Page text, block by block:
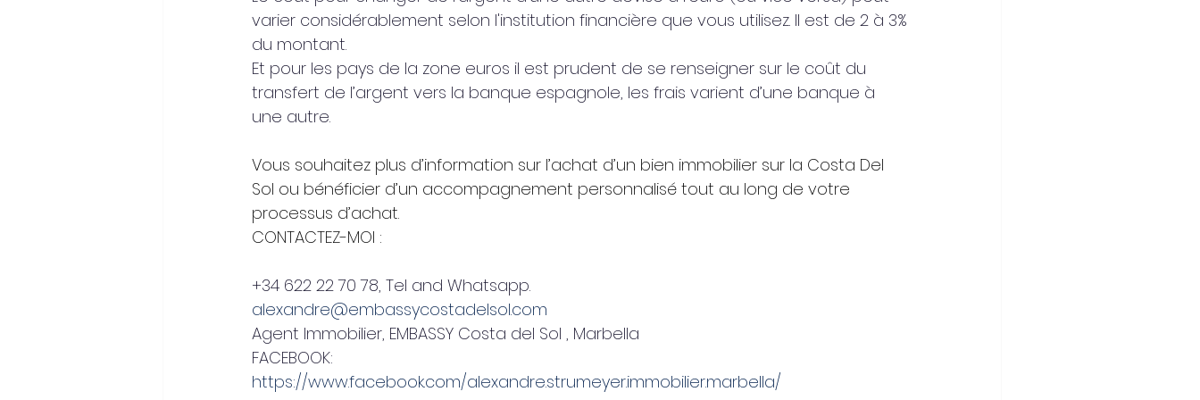
varier considérablement selon l'institution financière que vous utilisez. Il est de 2 à 3%
du montant.
Et pour les pays de la zone euros il est prudent de se renseigner sur le coût du
transfert de l’argent vers la banque espagnole, les frais varient d’une banque à
une autre.
Vous souhaitez plus d’information sur l’achat d’un bien immobilier sur la Costa Del
Sol ou bénéficier d’un accompagnement personnalisé tout au long de votre
processus d’achat.
CONTACTEZ-MOI :
+34 622 22 70 78, Tel and Whatsapp.
alexandre@embassycostadelsol.com
Agent Immobilier, EMBASSY Costa del Sol , Marbella
FACEBOOK:
https://www.facebook.com/alexandre.strumeyer.immobilier.marbella/